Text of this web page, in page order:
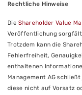
Rechtliche Hinweise
DieShareholder Value
Veröffentlichung
Trotzdem kann die
Fehlerfreiheit,
enthaltenen
Management AG
diese nicht auf Vorsatz